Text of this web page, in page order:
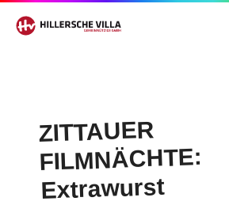
ZITTAUER
FILMNÄCHTE:
Extrawurst